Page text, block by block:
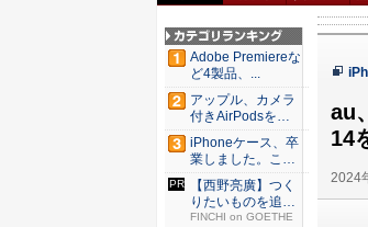
au
14
2024
Adobe Premiereな
ど4製品、...
アップル、カメラ
付きAirPodsを年
内...
iPhoneケース、卒
業しました。これ
か...
【西野亮廣】つく
りたいものを追求
できる環...
FINCHI on GOETHE